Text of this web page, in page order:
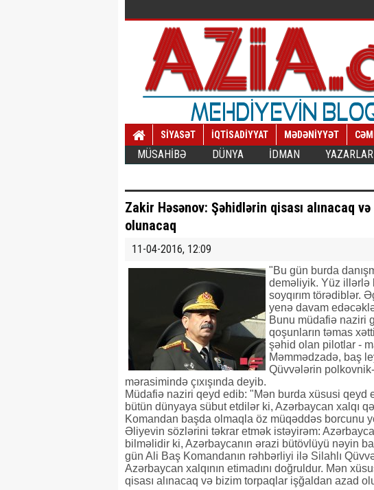
SİYASƏT İQTİSADİYYAT MƏDƏNİYYƏT
MÜSAHİBƏ DÜNYA İDMAN YAZARLAR
Zakir Həsənov: Şəhidlərin qisası alınacaq
olunacaq
11-04-2016, 12:09
"Bu gün burda
deməliyik. Yüz illərlə
soyqırım törədiblər.
yenə davam
Bunu müdafiə naziri
qoşunların təmas
şəhid olan pilotlar -
Məmmədzadə, baş
Qüvvələrin
mərasimində çıxışında deyib.
Müdafiə naziri qeyd edib: "Mən burda xüsusi qeyd
bütün dünyaya sübut etdilər ki, Azərbaycan xalqı
Komandan başda olmaqla öz müqəddəs borcunu
Əliyevin sözlərini təkrar etmək istəyirəm:
bilməlidir ki, Azərbaycanın ərazi bütövlüyü nəyin
gün Ali Baş Komandanın rəhbərliyi ilə Silahlı
Azərbaycan xalqının etimadını doğruldur. Mən
qisası alınacaq və bizim torpaqlar işğaldan azad